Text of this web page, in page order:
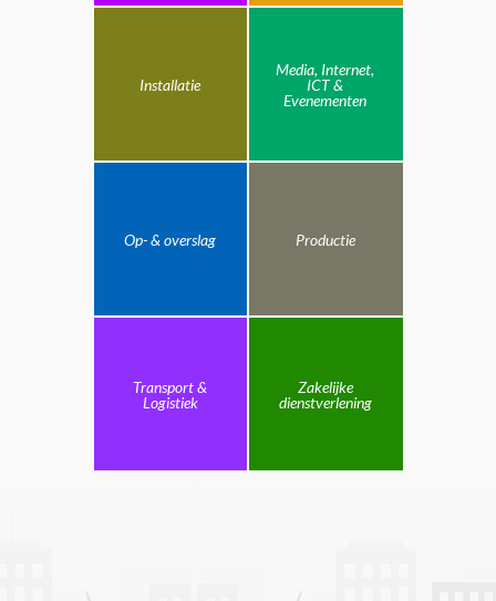
Installatie
Media, Internet,
ICT &
Evenementen
Op- & overslag Productie
Transport &
Logistiek
Zakelijke
dienstverlening